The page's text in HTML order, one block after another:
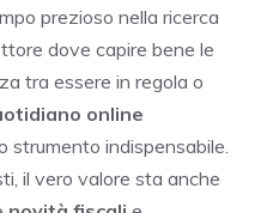
prezioso nella ricerca
dove capire bene le
tra essere in regola o
online
strumento indispensabile.
il vero valore sta anche